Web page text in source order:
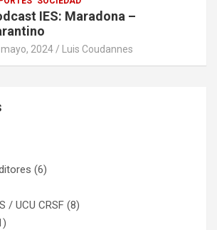
IES: Maradona –
2024 Luis Coudannes
(6)
/ UCU CRSF (8)